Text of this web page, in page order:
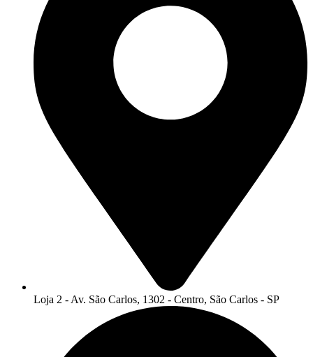
Loja 2 - Av. São Carlos, 1302 - Centro, São Carlos - SP